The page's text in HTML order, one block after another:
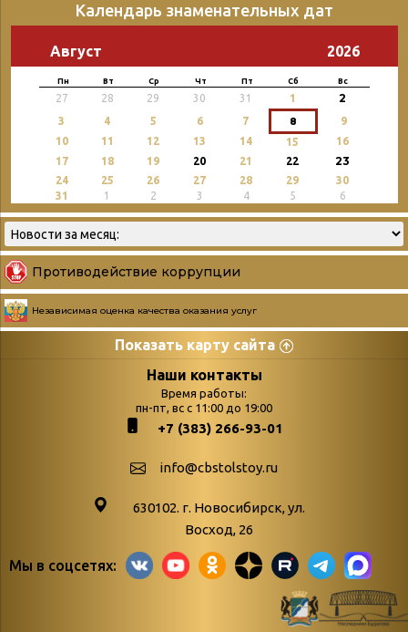
Календарь знаменательных дат
Август 2026
Пн Вт Ср Чт Пт Сб Вс
27 28 29 30 31 1 2
3 4 5 6 7 8
9
10
11 12 13 14 15
16
17
18 19 20 21 22 23
24 25 26 27 28 29
30
31
1 2 3 4 5 6
Противодействие коррупции
Независимая оценка качества оказания услуг
Показать карту сайта
Страницы
podvedenie-itogov-festivalya-
paskhalnaya-palitra
Библионочь – как ярмарка точь-в-
поступлений
Война. Народ.
живые»
«Мне всё
снятся
Наши контакты
Время работы:
пн-пт, вс с 11:00 до 19:00
+7 (383) 266-93-01
info@cbstolstoy.ru
630102. г. Новосибирск, ул.
Восход, 26
Мы в соцсетях: